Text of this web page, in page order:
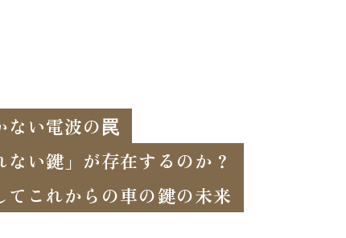
ない電波の罠
い鍵」が存在するのか？
これからの車の鍵の未来